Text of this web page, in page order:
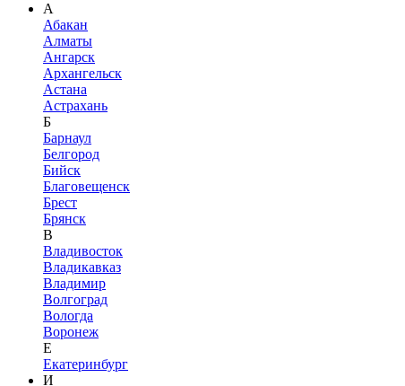
А
Абакан
Алматы
Ангарск
Архангельск
Астана
Астрахань
Б
Барнаул
Белгород
Бийск
Благовещенск
Брест
Брянск
В
Владивосток
Владикавказ
Владимир
Волгоград
Вологда
Воронеж
Е
Екатеринбург
И